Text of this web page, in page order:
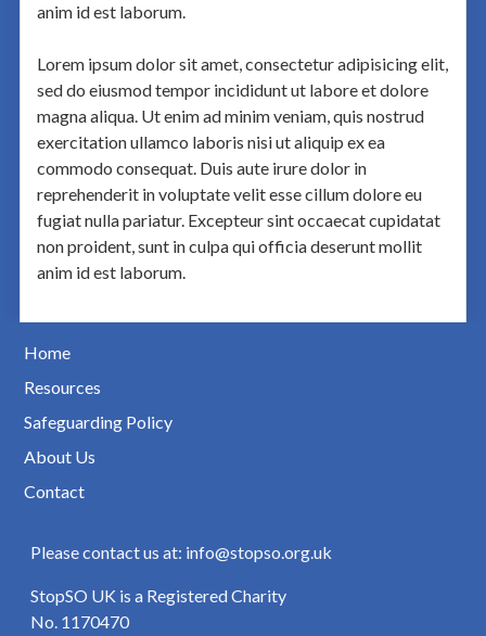
anim id est laborum.
Lorem ipsum dolor sit amet, consectetur adipisicing elit,
sed do eiusmod tempor incididunt ut labore et dolore
magna aliqua. Ut enim ad minim veniam, quis nostrud
exercitation ullamco laboris nisi ut aliquip ex ea
commodo consequat. Duis aute irure dolor in
reprehenderit in voluptate velit esse cillum dolore eu
fugiat nulla pariatur. Excepteur sint occaecat cupidatat
non proident, sunt in culpa qui officia deserunt mollit
anim id est laborum.
Home
Resources
Safeguarding Policy
About Us
Contact
Please contact us at: info@stopso.org.uk
StopSO UK is a Registered Charity
No. 1170470